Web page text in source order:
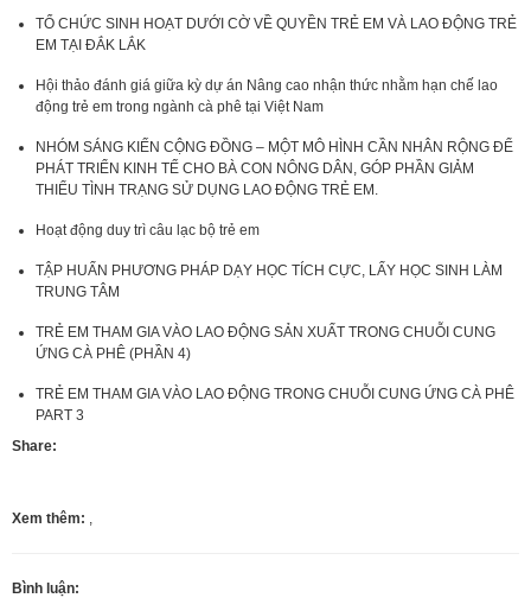
TỔ CHỨC SINH HOẠT DƯỚI CỜ VỀ QUYỀN TRẺ EM VÀ LAO ĐỘNG TRẺ
EM TẠI ĐẮK LẮK
Hội thảo đánh giá giữa kỳ dự án Nâng cao nhận thức nhằm hạn chế lao
động trẻ em trong ngành cà phê tại Việt Nam
NHÓM SÁNG KIẾN CỘNG ĐỒNG – MỘT MÔ HÌNH CẦN NHÂN RỘNG ĐỂ
PHÁT TRIỂN KINH TẾ CHO BÀ CON NÔNG DÂN, GÓP PHẦN GIẢM
THIỂU TÌNH TRẠNG SỬ DỤNG LAO ĐỘNG TRẺ EM.
Hoạt động duy trì câu lạc bộ trẻ em
TẬP HUẤN PHƯƠNG PHÁP DẠY HỌC TÍCH CỰC, LẤY HỌC SINH LÀM
TRUNG TÂM
TRẺ EM THAM GIA VÀO LAO ĐỘNG SẢN XUẤT TRONG CHUỖI CUNG
ỨNG CÀ PHÊ (PHẦN 4)
TRẺ EM THAM GIA VÀO LAO ĐỘNG TRONG CHUỖI CUNG ỨNG CÀ PHÊ
PART 3
Share:
Xem thêm:
Bình luận: